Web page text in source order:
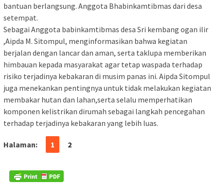
bantuan berlangsung. Anggota Bhabinkamtibmas dari desa
setempat.
Sebagai Anggota babinkamtibmas desa Sri kembang ogan ilir
,Aipda M. Sitompul, menginformasikan bahwa kegiatan
berjalan dengan lancar dan aman, serta taklupa memberikan
himbauan kepada masyarakat agar tetap waspada terhadap
risiko terjadinya kebakaran di musim panas ini. Aipda Sitompul
juga menekankan pentingnya untuk tidak melakukan kegiatan
membakar hutan dan lahan,serta selalu memperhatikan
komponen kelistrikan dirumah sebagai langkah pencegahan
terhadap terjadinya kebakaran yang lebih luas.
Halaman: 1 2